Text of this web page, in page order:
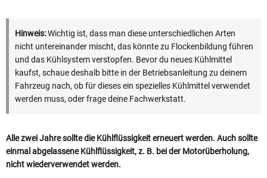
Hinweis:Wichtig ist, dass man diese unterschiedlichen Arten
nicht untereinander mischt, das könnte zu Flockenbildung führen
und das Kühlsystem verstopfen. Bevor du neues Kühlmittel
kaufst, schaue deshalb bitte in der Betriebsanleitung zu deinem
Fahrzeug nach, ob für dieses ein spezielles Kühlmittel verwendet
werden muss, oder frage deine Fachwerkstatt.
Alle zwei Jahre sollte die Kühlflüssigkeit erneuert werden. Auch sollte
einmal abgelassene Kühlflüssigkeit, z. B. bei der Motorüberholung,
nicht wiederverwendet werden.